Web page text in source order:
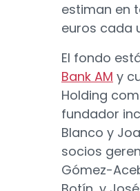
estiman en
euros cada
El fondo
Bank AM y
Holding
fundador
Blanco y
socios
Gómez-